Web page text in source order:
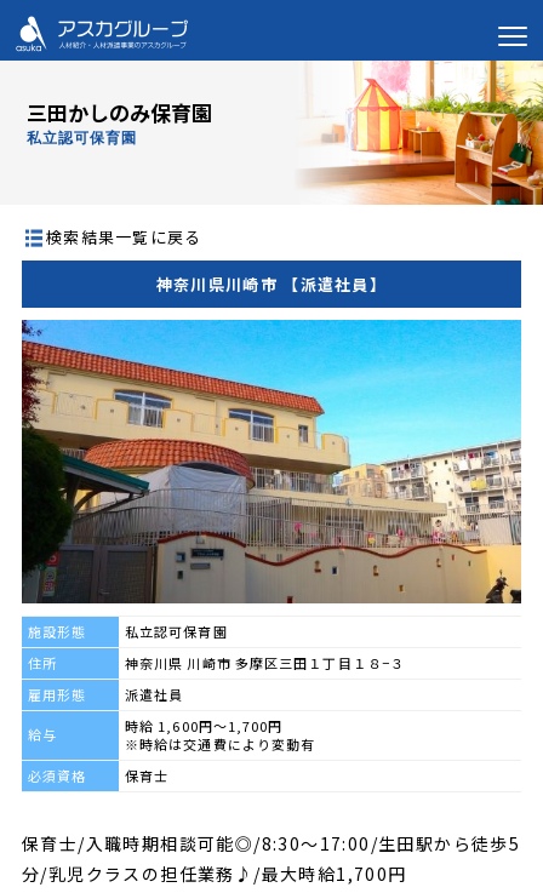
三田かしのみ保育園
私立認可保育園
検索結果一覧に戻る
神奈川県川崎市 【派遣社員】
施設形態
私立認可保育園
住所
神奈川県 川崎市 多摩区三田１丁目１８−３
雇用形態
派遣社員
給与
時給 1,600円～1,700円
※時給は交通費により変動有
必須資格
保育士
保育士/入職時期相談可能◎/8:30～17:00/生田駅から徒歩5
分/乳児クラスの担任業務♪/最大時給1,700円